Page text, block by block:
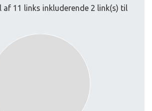
11 links inkluderende 2 link(s) til